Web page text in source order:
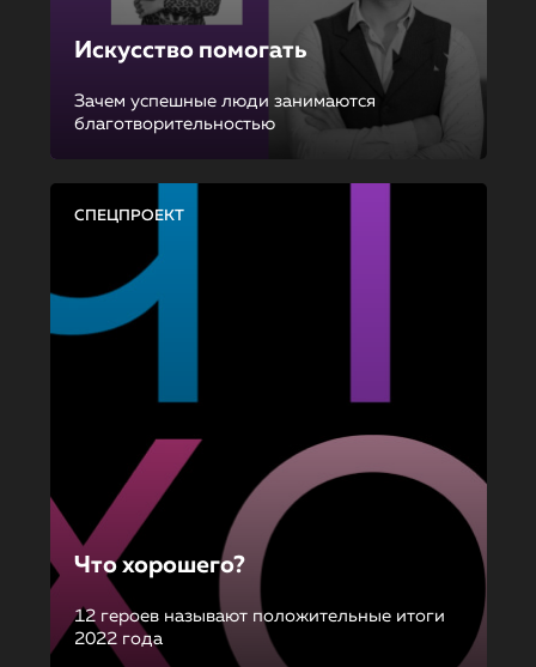
Искусство помогать
Зачем успешные люди занимаются
благотворительностью
СПЕЦПРОЕКТ
Что хорошего?
12 героев называют положительные итоги
2022 года